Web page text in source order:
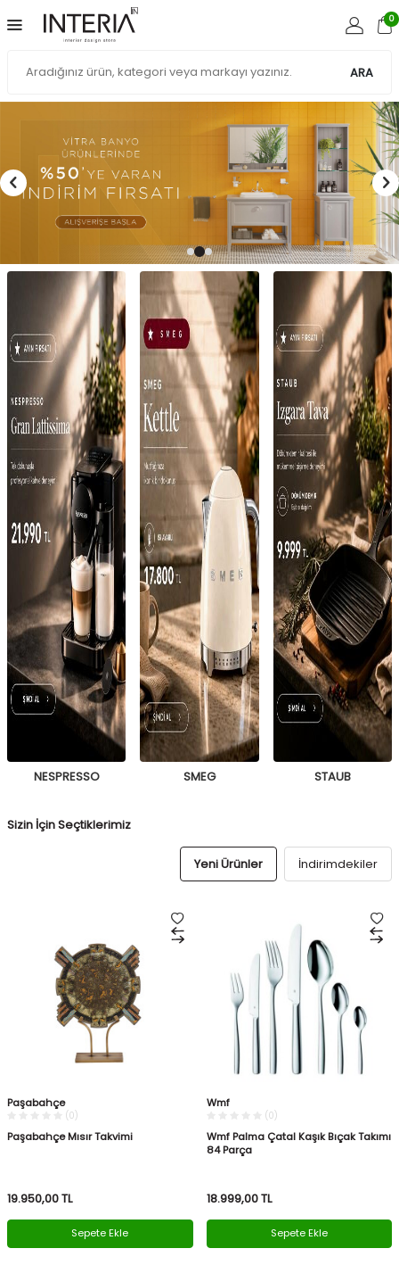
ARA
0
NESPRESSO SMEG STAUB
Sizin İçin Seçtiklerimiz
Yeni Ürünler İndirimdekiler
Paşabahçe
(0)
Paşabahçe Mısır Takvimi
19.950,00TL
Sepete Ekle
Wmf
(0)
Wmf Palma Çatal Kaşık Bıçak Takımı
84 Parça
18.999,00TL
Sepete Ekle